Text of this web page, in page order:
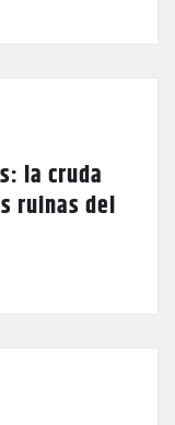
la cruda
ruinas del